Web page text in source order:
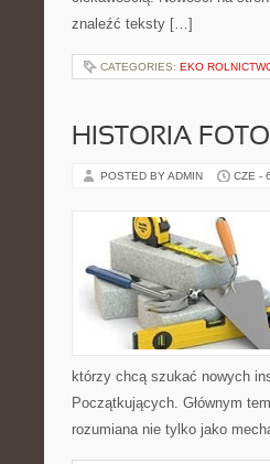
znaleźć teksty […]
CATEGORIES: EKO
HISTORIA
POSTED BY ADMIN CZE -
którzy chcą szukać nowych
Początkujących. Głównym
rozumiana nie tylko jako